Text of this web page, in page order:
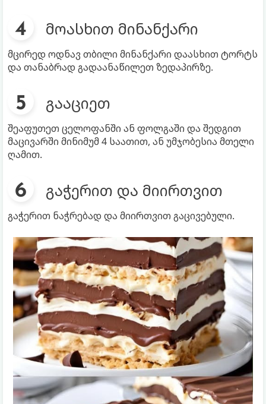
მოასხით მინანქარი
მცირედ ოდნავ თბილი მინანქარი დაასხით ტორტს
და თანაბრად გადაანაწილეთ ზედაპირზე.
გააციეთ
შეაფუთეთ ცელოფანში ან ფოლგაში და შედგით
მაცივარში მინიმუმ 4 საათით, ან უმჯობესია მთელი
ღამით.
გაჭერით და მიირთვით
გაჭერით ნაჭრებად და მიირთვით გაცივებული.